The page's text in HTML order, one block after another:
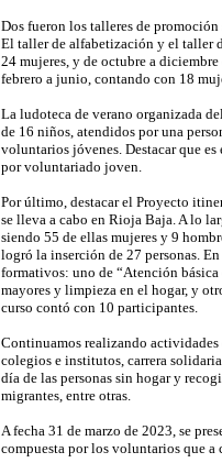
Dos fueron los talleres de
El taller de alfabetización y el taller
24 mujeres, y de octubre a
febrero a junio, contando con 18
La ludoteca de verano organizada
de 16 niños, atendidos por una
voluntarios jóvenes. Destacar que
por voluntariado joven.
Por último, destacar el Proyecto
se lleva a cabo en Rioja Baja. A lo
siendo 55 de ellas mujeres y 9
logró la inserción de 27 personas.
formativos: uno de “Atención
mayores y limpieza en el hogar, y
curso contó con 10 participantes.
Continuamos realizando
colegios e institutos, carrera
día de las personas sin hogar y
migrantes, entre otras.
A fecha 31 de marzo de 2023, se
compuesta por los voluntarios que